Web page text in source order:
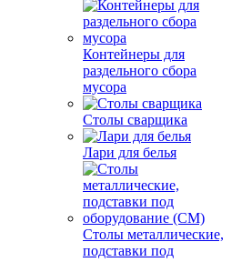
Контейнеры для
раздельного сбора
мусора
Столы сварщика
Лари для белья
Столы металлические,
подставки под